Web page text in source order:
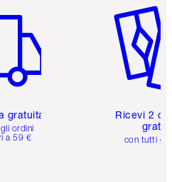
gratuita
ordini
a 59 €
Ricevi 2
con tutti gli